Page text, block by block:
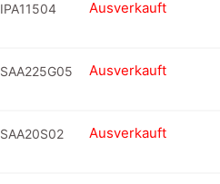
IPA11504 Ausverkauft
SAA225G05 Ausverkauft
SAA20S02 Ausverkauft